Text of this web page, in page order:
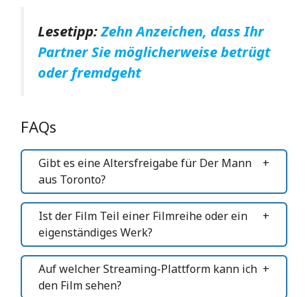
Lesetipp:Zehn Anzeichen, dass Ihr
Partner Sie möglicherweise betrügt
oder fremdgeht
FAQs
Gibt es eine Altersfreigabe für Der Mann
aus Toronto?
Ist der Film Teil einer Filmreihe oder ein
eigenständiges Werk?
Auf welcher Streaming-Plattform kann ich
den Film sehen?